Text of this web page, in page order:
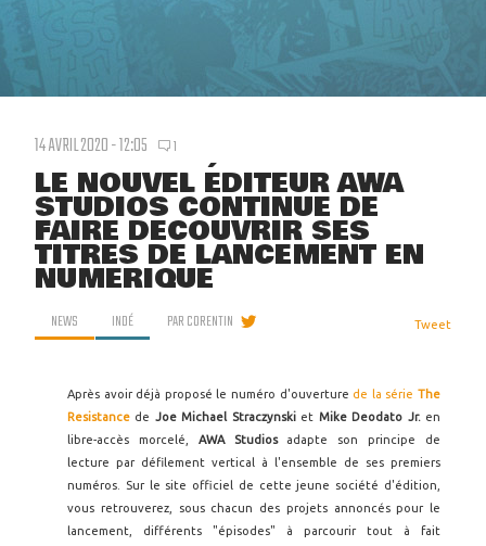
14 AVRIL 2020 - 12:05 1
LE NOUVEL ÉDITEUR AWA
STUDIOS CONTINUE DE
FAIRE DÉCOUVRIR SES
TITRES DE LANCEMENT EN
NUMÉRIQUE
NEWS INDÉ PARCORENTIN Tweet
Après avoir déjà proposé le numéro d'ouverture de la sérieThe
Resistance de Joe Michael Straczynskiet Mike Deodato Jr. en
libre-accès morcelé, AWA Studiosadapte son principe de
lecture par défilement vertical à l'ensemble de ses premiers
numéros. Sur le site officiel de cette jeune société d'édition,
vous retrouverez, sous chacun des projets annoncés pour le
lancement, différents "épisodes" à parcourir tout à fait